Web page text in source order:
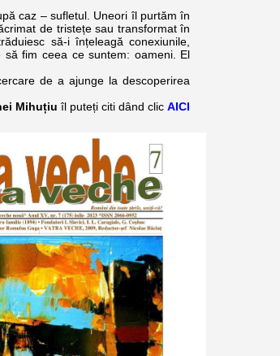
caz – sufletul. Uneori îl purtăm în
de tristețe sau transformat în
să-i înțeleagă conexiunile,
fim ceea ce suntem: oameni. El
de a ajunge la descoperirea
Mihuțiu îl puteți citi dând clicAICI